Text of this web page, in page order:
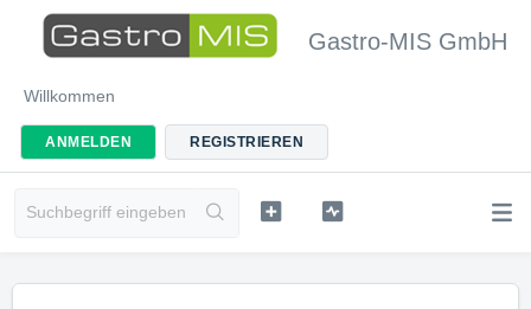
Gastro-MIS GmbH
Willkommen
ANMELDEN REGISTRIEREN